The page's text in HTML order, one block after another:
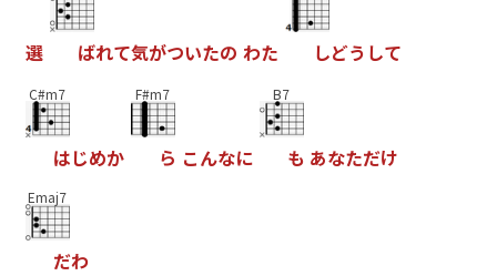
選 ばれて気がついたの わた しどう して
C#m7
はじめか
F#m7
ら こんなに
B7
も あなただけ
Emaj7
だわ